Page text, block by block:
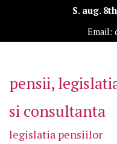
S. aug.
Email:
pensii,
si consultanta
legislatia pensiilor